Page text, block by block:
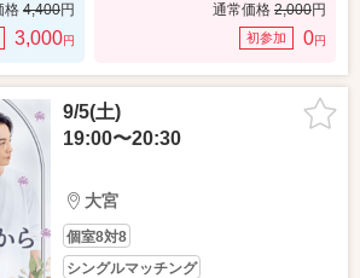
格 4,400円
3,000円
通常価格 2,000円
初参加 0円
9/5(土)
19:00〜20:30
大宮
個室8対8
シングルマッチング